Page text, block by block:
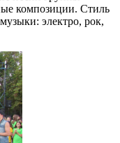
композиции. Стиль
электро, рок,